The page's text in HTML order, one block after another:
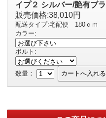
イプ２ シルバー/艶有ブ
販売価格:38,010円
配送タイプ:宅配便 180ｃｍ
カラー:
ボルト:
数量： カートへ入れる